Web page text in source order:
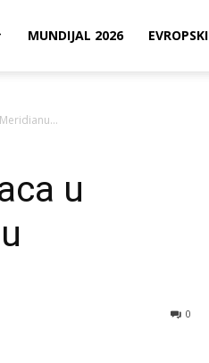
MUNDIJAL 2026 EVROPSKI
u
0